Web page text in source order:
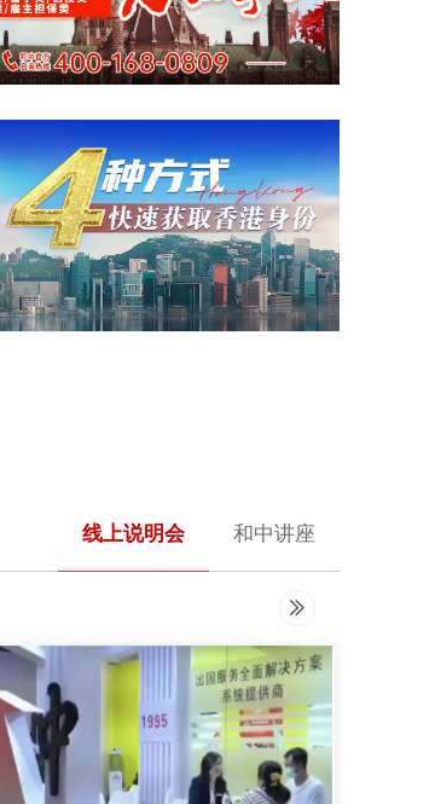
加拿大移民
查看详情 >
线上说明会 和中讲座
ꅀ